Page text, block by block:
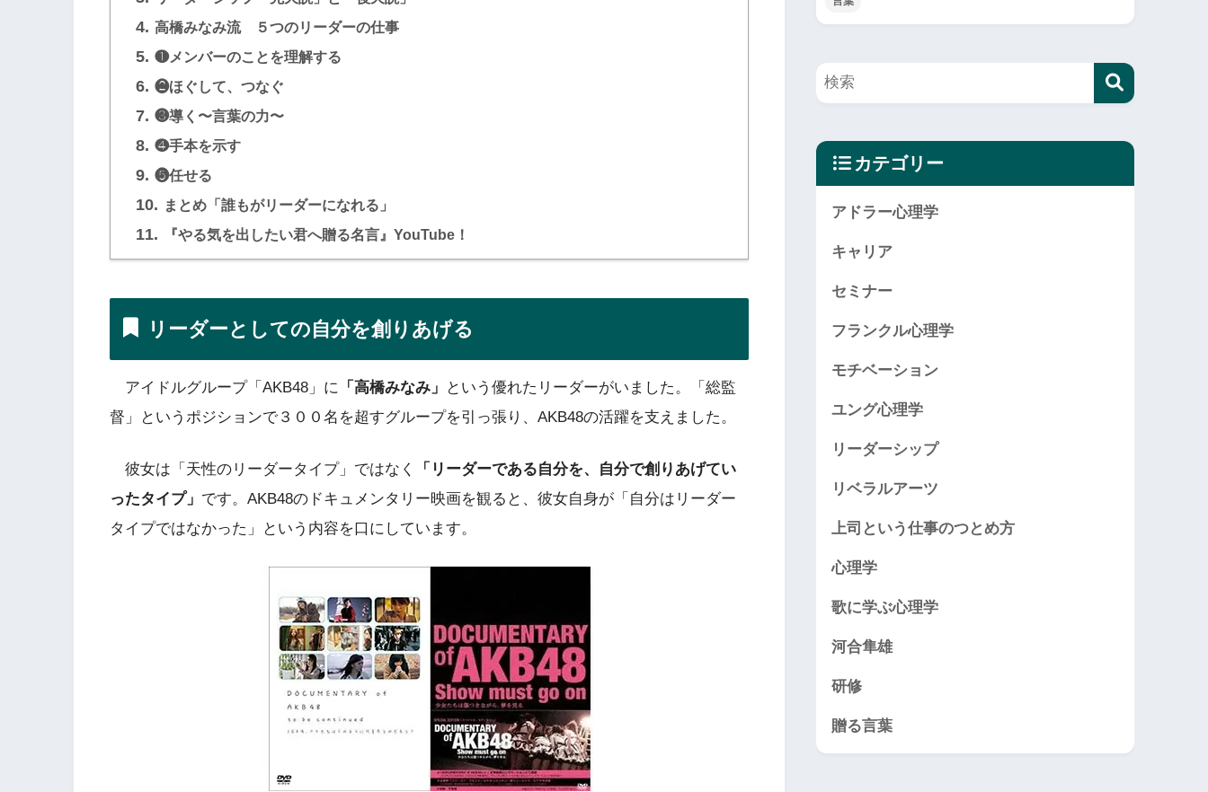
4. 高橋みなみ流 ５つのリーダーの仕事
5. ❶メンバーのことを理解する
6. ❷ほぐして、つなぐ
7. ❸導く〜言葉の力〜
8. ❹手本を示す
9. ❺任せる
10. まとめ「誰もがリーダーになれる」
11. 『やる気を出したい君へ贈る名言』YouTube！
リーダーとしての自分を創りあげる
アイドルグループ「AKB48」に 「高橋みなみ」 という優れたリーダーがいました。「総監
督」というポジションで３００名を超すグループを引っ張り、AKB48の活躍を支えました。
彼女は「天性のリーダータイプ」ではなく
「リーダーである自分を、自分で創りあげてい
ったタイプ」 です。AKB48のドキュメンタリー映画を観ると、彼女自身が「自分はリーダー
タイプではなかった」という内容を口にしています。
カテゴリー
アドラー心理学
キャリア
セミナー
フランクル心理学
モチベーション
ユング心理学
リーダーシップ
リベラルアーツ
上司という仕事のつとめ方
心理学
歌に学ぶ心理学
河合隼雄
研修
贈る言葉